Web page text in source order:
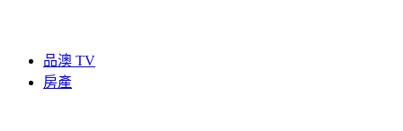
品澳 TV
房產